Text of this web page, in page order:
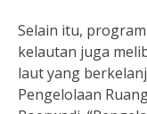
Selain itu,
kelautan juga
laut yang
Pengelolaan